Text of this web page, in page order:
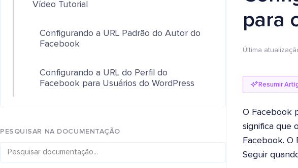
para
Última
Resumir
O Facebook
significa que
Facebook.
Seguir
Vídeo Tutorial
Configurando a URL Padrão do Autor do
Facebook
Configurando a URL do Perfil do
Facebook para Usuários do WordPress
PESQUISAR NA DOCUMENTAÇÃO